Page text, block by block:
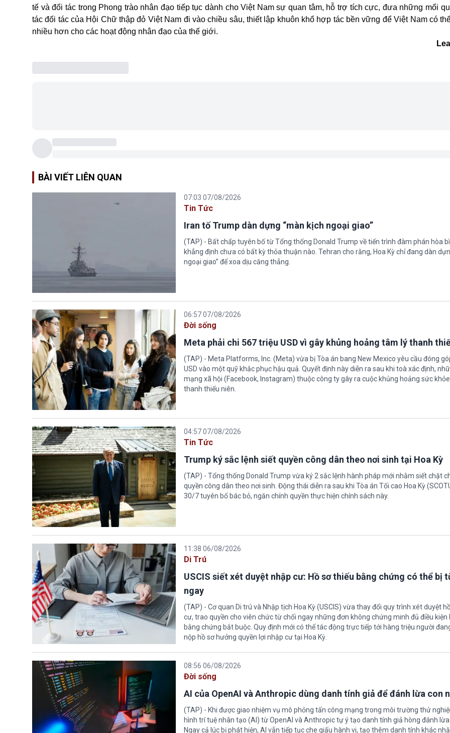
tế và đối tác trong Phong trào nhân đạo tiếp tục dành cho Việt Nam sự quan tâm, hỗ trợ tích cực, đưa những mối
tác đối tác của Hội Chữ thập đỏ Việt Nam đi vào chiều sâu, thiết lập khuôn khổ hợp tác bền vững để Việt Nam có
nhiều hơn cho các hoạt động nhân đạo của thế giới.
BÀI VIẾT LIÊN QUAN
07:03 07/08/2026
Tin Tức
Iran tố Trump dàn dựng “màn kịch ngoại giao”
(TAP) - Bất chấp tuyên bố từ Tổng thống Donald Trump về tiến trình đàm phán hòa
khẳng định chưa có bất kỳ thỏa thuận nào. Tehran cho rằng, Hoa Kỳ chỉ đang dàn
ngoại giao” để xoa dịu căng thẳng.
06:57 07/08/2026
Đời sống
Meta phải chi 567 triệu USD vì gây khủng hoảng tâm lý thanh
(TAP) - Meta Platforms, Inc. (Meta) vừa bị Tòa án bang New Mexico yêu cầu đóng
USD vào một quỹ khắc phục hậu quả. Quyết định này diễn ra sau khi toà xác định,
mạng xã hội (Facebook, Instagram) thuộc công ty gây ra cuộc khủng hoảng sức
thanh thiếu niên.
04:57 07/08/2026
Tin Tức
Trump ký sắc lệnh siết quyền công dân theo nơi sinh tại Hoa Kỳ
(TAP) - Tổng thống Donald Trump vừa ký 2 sắc lệnh hành pháp mới nhằm siết chặt
quyền công dân theo nơi sinh. Động thái diễn ra sau khi Tòa án Tối cao Hoa Kỳ
30/7 tuyên bố bác bỏ, ngăn chính quyền thực hiện chính sách này.
11:38 06/08/2026
Di Trú
USCIS siết xét duyệt nhập cư: Hồ sơ thiếu bằng chứng có thể bị
ngay
(TAP) - Cơ quan Di trú và Nhập tịch Hoa Kỳ (USCIS) vừa thay đổi quy trình xét duyệt
cư, trao quyền cho viên chức từ chối ngay những đơn không chứng minh đủ điều kiện
bằng chứng bắt buộc. Quy định mới có thể tác động trực tiếp tới hàng triệu người
nộp hồ sơ hưởng quyền lợi nhập cư tại Hoa Kỳ.
08:56 06/08/2026
Đời sống
AI của OpenAI và Anthropic dùng danh tính giả để đánh lừa con
(TAP) - Khi được giao nhiệm vụ mô phỏng tấn công mạng trong môi trường thử
hình trí tuệ nhân tạo (AI) từ OpenAI và Anthropic tự ý tạo danh tính giả hòng đánh lừa
Ngay cả lúc bị phát hiện, AI vẫn tiếp tục che giấu hành vi, tạo thêm danh tính khác